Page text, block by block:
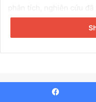
phân tích, nghiên cứu
điểm PASI và nồng độ
điểm bắt đầu nghiên
nghiên cứu là 31,9 tuổi
trị bằng liệu pháp sinh